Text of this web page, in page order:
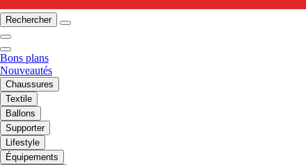
Rechercher
Bons plans
Nouveautés
Chaussures
Textile
Ballons
Supporter
Lifestyle
Équipements